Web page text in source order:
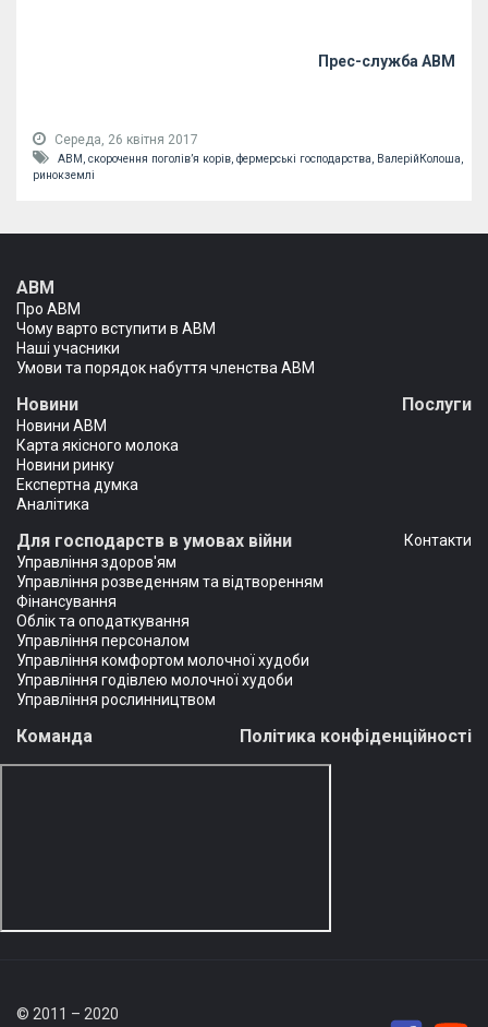
Прес-служба АВМ
Середа, 26 квітня 2017
АВМ, скорочення поголів’я корів, фермерські господарства,
ВалерійКолоша,
ринокземлі
АВМ
Про АВМ
Чому варто вступити в АВМ
Наші учасники
Умови та порядок набуття членства АВМ
Новини
Новини АВМ
Карта якісного молока
Новини ринку
Експертна думка
Аналітика
Послуги
Для господарств в умовах війни
Управління здоров'ям
Управління розведенням та відтворенням
Фінансування
Облік та оподаткування
Управління персоналом
Управління комфортом молочної худоби
Управління годівлею молочної худоби
Управління рослинництвом
Контакти
Команда Політика конфіденційності
© 2011 – 2020